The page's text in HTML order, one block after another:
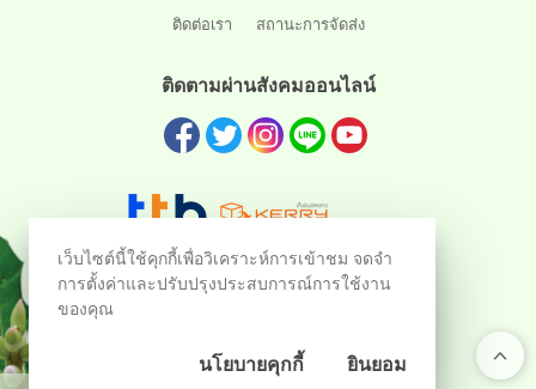
ติดต่อเรา สถานะการจัดส่ง
ติดตามผ่านสังคมออนไลน์
เว็บไซต์นี้ใช้คุกกี้เพื่อวิเคราะห์การเข้าชม จดจำ
การตั้งค่าและปรับปรุงประสบการณ์การใช้งาน
ของคุณ
นโยบายคุกกี้ ยินยอม